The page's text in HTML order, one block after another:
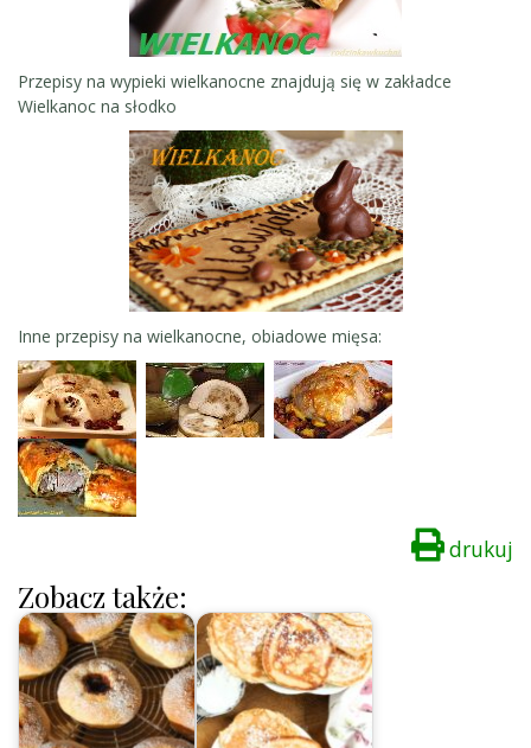
Przepisy na wypieki wielkanocne znajdują się w zakładce
Wielkanoc na słodko
Inne przepisy na wielkanocne, obiadowe mięsa:
drukuj
Zobacz także: